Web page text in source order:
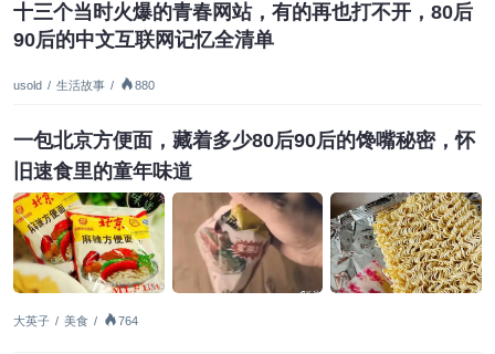
十三个当时火爆的青春网站，有的再也打不开，80后
90后的中文互联网记忆全清单
usold / 生活故事 / 880
一包北京方便面，藏着多少80后90后的馋嘴秘密，怀
旧速食里的童年味道
大英子 / 美食 / 764